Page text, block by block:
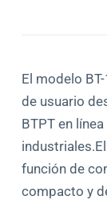
El modelo
de usuario
BTPT en
función de
compacto y